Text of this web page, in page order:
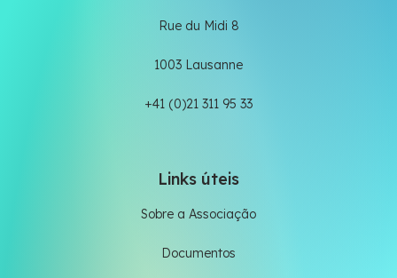
Rue du Midi 8
1003 Lausanne
+41 (0)21 311 95 33
Links úteis
Sobre a Associação
Documentos